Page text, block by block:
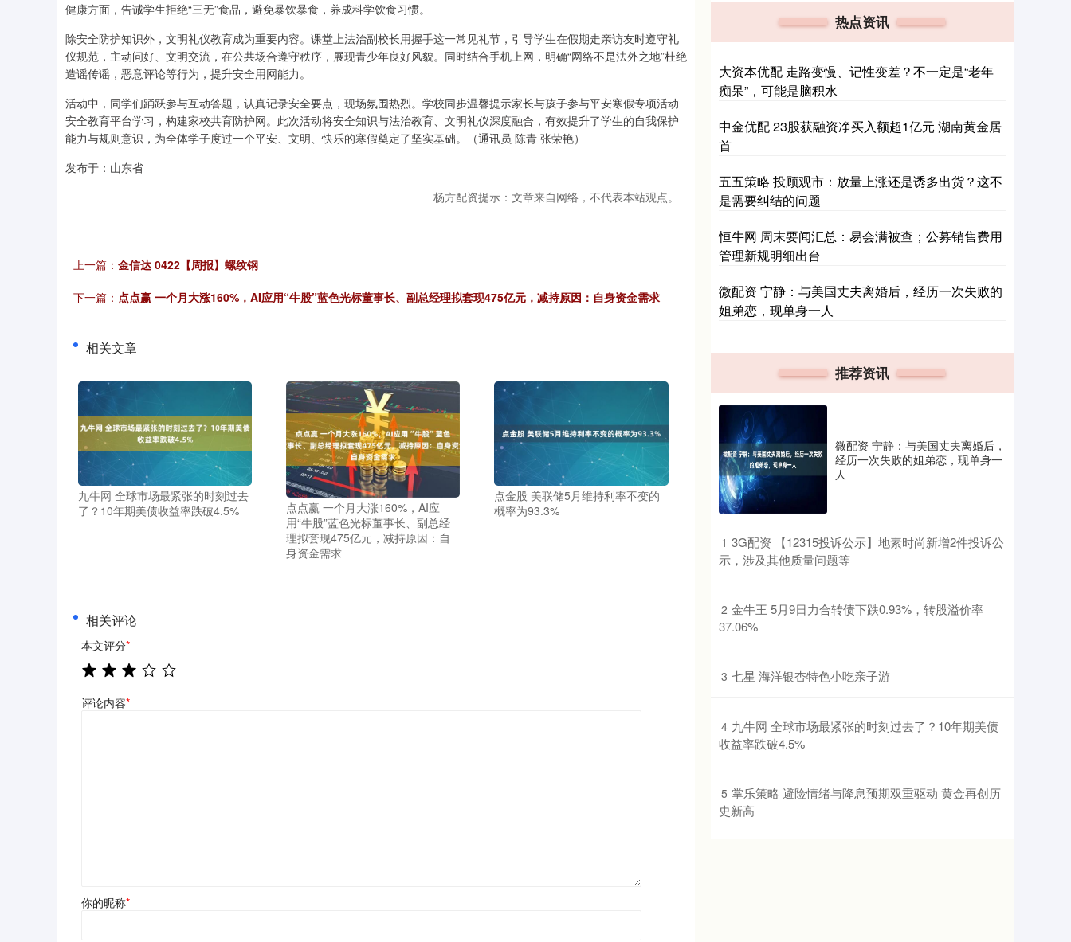
健康方面，告诫学生拒绝“三无”食品，避免暴饮暴食，养成科学饮食习惯。
除安全防护知识外，文明礼仪教育成为重要内容。课堂上法治副校长用握手这一常见礼节，引导学生在假期走亲访友时遵守礼
仪规范，主动问好、文明交流，在公共场合遵守秩序，展现青少年良好风貌。同时结合手机上网，明确“网络不是法外之地”杜绝
造谣传谣，恶意评论等行为，提升安全用网能力。
活动中，同学们踊跃参与互动答题，认真记录安全要点，现场氛围热烈。学校同步温馨提示家长与孩子参与平安寒假专项活动
安全教育平台学习，构建家校共育防护网。此次活动将安全知识与法治教育、文明礼仪深度融合，有效提升了学生的自我保护
能力与规则意识，为全体学子度过一个平安、文明、快乐的寒假奠定了坚实基础。（通讯员 陈青 张荣艳）
发布于：山东省
杨方配资提示：文章来自网络，不代表本站观点。
上一篇： 金信达 0422【周报】螺纹钢
下一篇： 点点赢 一个月大涨160%，AI应用“牛股”蓝色光标董事长、副总经理拟套现475亿元，减持原因：自身资金需求
相关文章
九牛网 全球市场最紧张的时刻过去
了？10年期美债收益率跌破4.5%
点点赢 一个月大涨160%，AI应
用“牛股”蓝色光标董事长、副总经
理拟套现475亿元，减持原因：自
身资金需求
点金股 美联储5月维持利率不变的
概率为93.3%
相关评论
本文评分*
评论内容*
你的昵称*
热点资讯
大资本优配 走路变慢、记性变差？不一定是“老年
痴呆”，可能是脑积水
中金优配 23股获融资净买入额超1亿元 湖南黄金居
首
五五策略 投顾观市：放量上涨还是诱多出货？这不
是需要纠结的问题
恒牛网 周末要闻汇总：易会满被查；公募销售费用
管理新规明细出台
微配资 宁静：与美国丈夫离婚后，经历一次失败的
姐弟恋，现单身一人
推荐资讯
微配资 宁静：与美国丈夫离婚后，
经历一次失败的姐弟恋，现单身一
人
1 ​3G配资 【12315投诉公示】地素时尚新增2件投诉公
示，涉及其他质量问题等
2 ​金牛王 5月9日力合转债下跌0.93%，转股溢价率
37.06%
3 ​七星 海洋银杏特色小吃亲子游
4 ​九牛网 全球市场最紧张的时刻过去了？10年期美债
收益率跌破4.5%
5 ​掌乐策略 避险情绪与降息预期双重驱动 黄金再创历
史新高